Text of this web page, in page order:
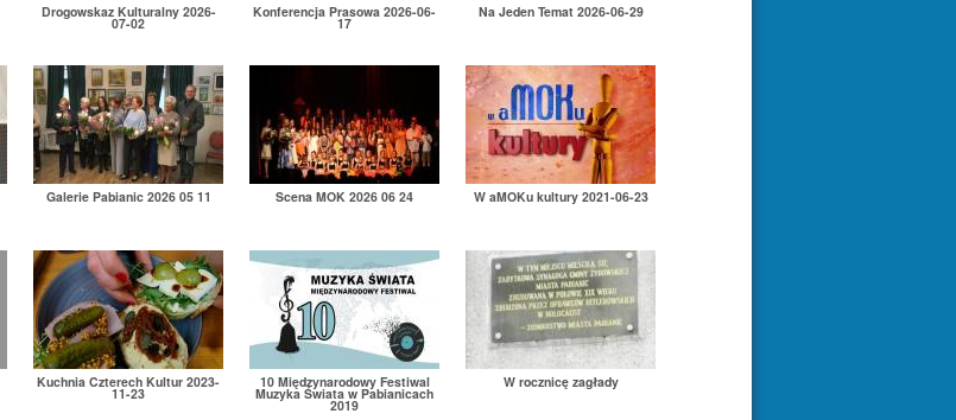
Drogowskaz Kulturalny 2026-
07-02
Konferencja Prasowa 2026-06-
17
Na Jeden Temat 2026-06-29
Galerie Pabianic 2026 05 11 Scena MOK 2026 06 24 W aMOKu kultury 2021-06-23
Kuchnia Czterech Kultur 2023-
11-23
10 Międzynarodowy Festiwal
Muzyka Świata w Pabianicach
2019
W rocznicę zagłady